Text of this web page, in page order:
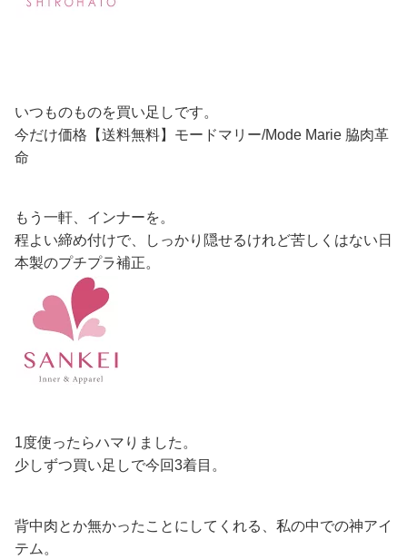
いつものものを買い足しです。
今だけ価格【送料無料】モードマリー/Mode Marie 脇肉革
命
もう一軒、インナーを。
程よい締め付けで、しっかり隠せるけれど苦しくはない日
本製のプチプラ補正。
1度使ったらハマりました。
少しずつ買い足しで今回3着目。
背中肉とか無かったことにしてくれる、私の中での神アイ
テム。